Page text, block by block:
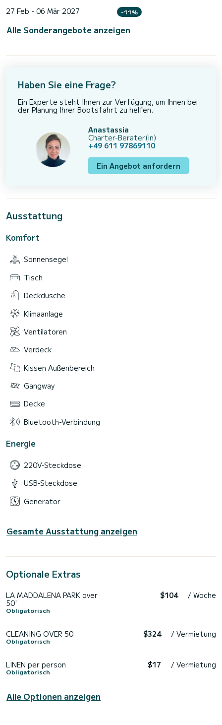
27 Feb - 06 Mär 2027 -11%
Alle Sonderangebote anzeigen
Haben Sie eine Frage?
Ein Experte steht Ihnen zur Verfügung, um Ihnen bei
der Planung Ihrer Bootsfahrt zu helfen.
Anastassia
Charter-Berater(in)
+49 611 97869110
Ein Angebot anfordern
Ausstattung
Komfort
Sonnensegel
Tisch
Deckdusche
Klimaanlage
Ventilatoren
Verdeck
Kissen Außenbereich
Gangway
Decke
Bluetooth-Verbindung
Energie
220V-Steckdose
USB-Steckdose
Generator
Gesamte Ausstattung anzeigen
Optionale Extras
LA MADDALENA PARK over
50'
Obligatorisch
$104 / Woche
CLEANING OVER 50
Obligatorisch
$324 / Vermietung
LINEN per person
Obligatorisch
$17 / Vermietung
Alle Optionen anzeigen